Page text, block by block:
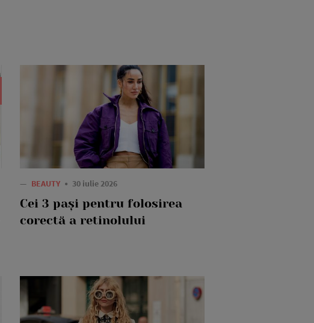
— BEAUTY 30 iulie 2026
Cei 3 pași pentru folosirea
corectă a retinolului